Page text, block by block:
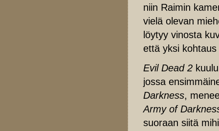
niin Raimin
vielä olevan
löytyy vinosta
että yksi
Evil Dead 2
jossa
Darkness,
Army of
suoraan siitä